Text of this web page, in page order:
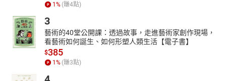
1% (賺4點)
3
藝術的40堂公開課：透過故事，走進藝術家創作現場，
看藝術如何誕生、如何形塑人類生活【電子書】
$385
1% (賺3點)